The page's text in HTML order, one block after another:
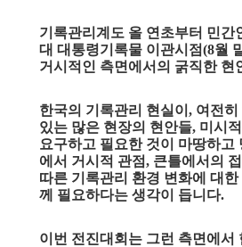
기록관리계도 올 연초부터 민간
대 대통령기록물 이관시점(8월
거시적인 측면에서의 굵직한 현
한국의 기록관리 현실이, 여전
있는 많은 현장의 현안들, 미시
요구하고 필요한 것이 마땅하고
에서 거시적 관점, 큰틀에서의
따른 기록관리 환경 변화에 대
께 필요하다는 생각이 듭니다.
이번 전진대회는 그런 측면에서